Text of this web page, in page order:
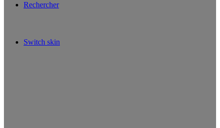
Rechercher
Switch skin